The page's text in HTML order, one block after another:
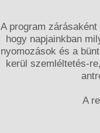
A program
hogy napjainkban
nyomozások és a
kerül szemléltetés-
A